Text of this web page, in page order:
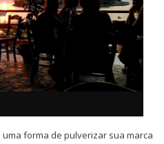
forma de pulverizar sua marca